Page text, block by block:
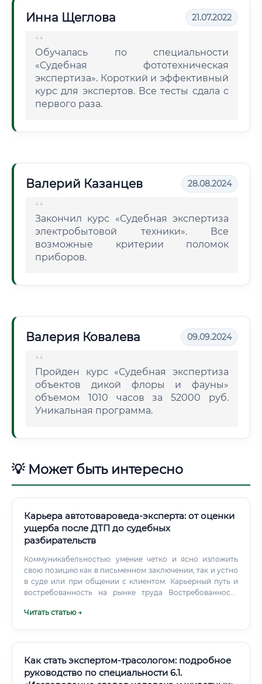
Инна Щеглова 21.07.2022
Обучалась по специальности
«Судебная фототехническая
экспертиза». Короткий и эффективный
курс для экспертов. Все тесты сдала с
первого раза.
Валерий Казанцев 28.08.2024
Закончил курс «Судебная экспертиза
электробытовой техники». Все
возможные критерии поломок
приборов.
Валерия Ковалева 09.09.2024
Пройден курс «Судебная экспертиза
объектов дикой флоры и фауны»
объемом 1010 часов за 52000 руб.
Уникальная программа.
💡 Может быть интересно
Карьера автотовароведа-эксперта: от оценки
ущерба после ДТП до судебных
разбирательств
Коммуникабельностью: умение четко и ясно изложить
свою позицию как в письменном заключении, так и устно
в суде или при общении с клиентом. Карьерный путь и
востребованность на рынке труда Востребованность
автомобили, они будут попадать в аварии, продаваться,
Читать статью →
Как стать экспертом-трасологом: подробное
руководство по специальности 6.1.